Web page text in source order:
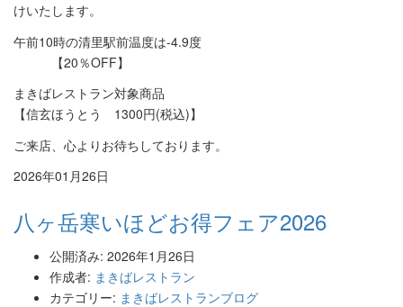
けいたします。
午前10時の清里駅前温度は-4.9度
【20％OFF】
まきばレストラン対象商品
【信玄ほうとう 1300円(税込)】
ご来店、心よりお待ちしております。
2026年01月26日
八ヶ岳寒いほどお得フェア2026
公開済み: 2026年1月26日
作成者: まきばレストラン
カテゴリー: まきばレストランブログ